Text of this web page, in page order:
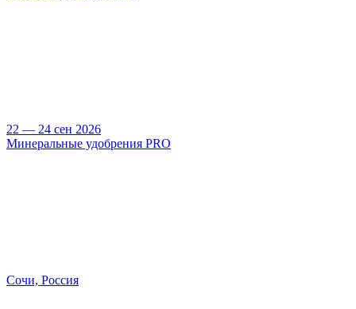
22 — 24 сен 2026
Минеральные удобрения PRO
Сочи, Россия